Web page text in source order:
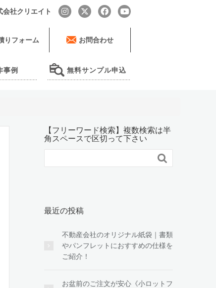
社クリエイト
りフォーム お問合わせ
事例 無料サンプル申込
【フリーワード検索】複数検索は半
角スペースで区切って下さい

最近の投稿
不動産会社のオリジナル紙袋｜書類
やパンフレットにおすすめの仕様を
ご紹介！
お盆前のご注文が安心《小ロットフ